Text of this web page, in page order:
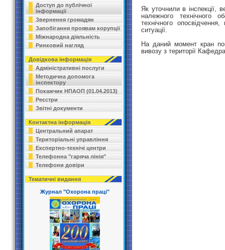
Доступ до публічної
інформації
Звернення громадян
Запобігання проявам корупції
Міжнародна діяльність
Ринковий нагляд
Довідкова інформація
Адміністративні послуги
Методична допомога
інспектору
Покажчик НПАОП (01.04.2013)
Реєстри
Звітні документи
Контактна інформація
Центральний апарат
Територіальні управління
Експертно-технічі центри
Телефонна "гаряча лінія"
Телефони довіри
Тематичні видання
Журнал "Охорона праці"
Як уточнили в інспекції,
належного технічного
технічного
ситуації.
На даний момент кран
вивозу з території